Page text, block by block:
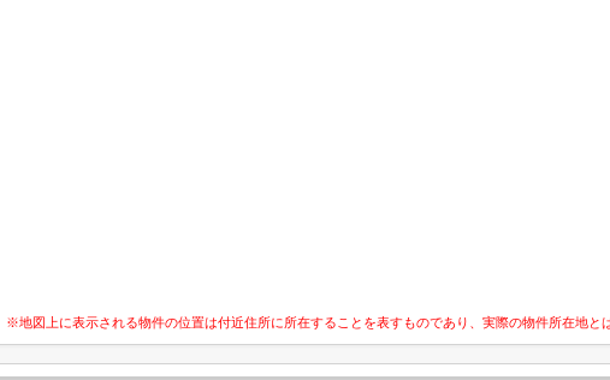
※地図上に表示される物件の位置は付近住所に所在することを表すものであり、実際の物件所在地と